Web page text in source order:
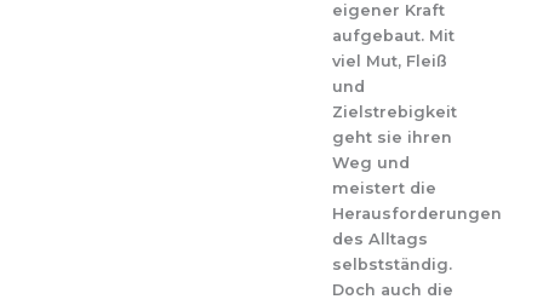
eigener Kraft
aufgebaut. Mit
viel Mut, Fleiß
und
Zielstrebigkeit
geht sie ihren
Weg und
meistert die
Herausforderungen
des Alltags
selbstständig.
Doch auch die